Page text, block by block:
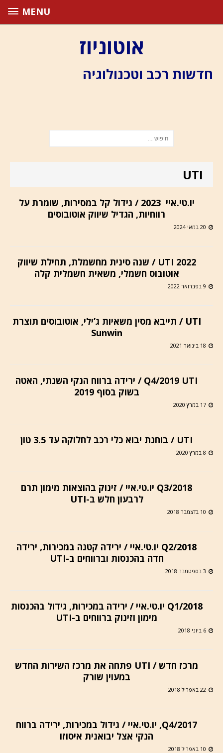
MENU
אוטוניוז
חדשות רכב וטכנולוגיה
UTI
יו.טי.איי 2023 / גידול קל במסירות, שומרת על
רווחיות, הגדיל שיווק אוטובוסים
20 במאי 2024
UTI 2022 / שנה סינית מחשמלת, תחילת שיווק
אוטובוס חשמלי, משאית חשמלית קלה
9 בפברואר 2022
UTI / תייבא מסין משאיות ג’ילי, אוטובוסים תוצרת
Sunwin
18 בינואר 2021
Q4/2019 UTI / ירידה ברווח הנקי השנתי, האטה
בשוק בסוף 2019
17 במרץ 2020
UTI / בוחנת יבוא כלי רכב לחלוקה עד 3.5 טון
8 במרץ 2020
Q3/2018 יו.טי.איי / זינוק בהוצאות מימון תרם
לרבעון חלש ב-UTI
10 בדצמבר 2018
Q2/2018 יו.טי.איי / ירידה קטנה במכירות, ירידה
חדה בהכנסות וברווחים ב-UTI
3 בספטמבר 2018
Q1/2018 יו.טי.איי / ירידה במכירות, גידול בהכנסות
מימון וזינוק ברווחים ב-UTI
6 ביוני 2018
מרכז חדש / UTI פתחה את מרכז השירות החדש
במעוין שורק
22 באפריל 2018
Q4/2017, יו.טי.איי / גידול במכירות, ירידה ברווח
הנקי אצל יבואנית איסוזו
10 באפריל 2018